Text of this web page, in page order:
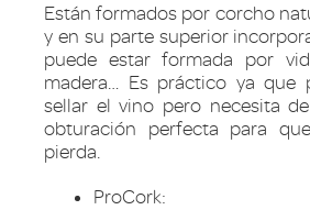
Están formados por corcho
y en su parte superior
puede estar formada por
madera… Es práctico ya que
sellar el vino pero necesita
obturación perfecta para
pierda.
ProCork: